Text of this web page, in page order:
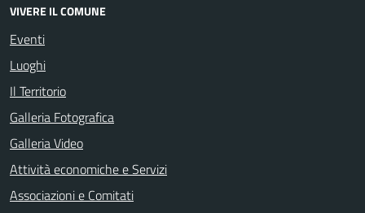
VIVERE IL COMUNE
Eventi
Luoghi
Il Territorio
Galleria Fotografica
Galleria Video
Attività economiche e Servizi
Associazioni e Comitati